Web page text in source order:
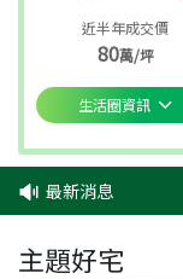
近半年成交價
80萬/坪
生活圈資訊
最新消息
主題好宅